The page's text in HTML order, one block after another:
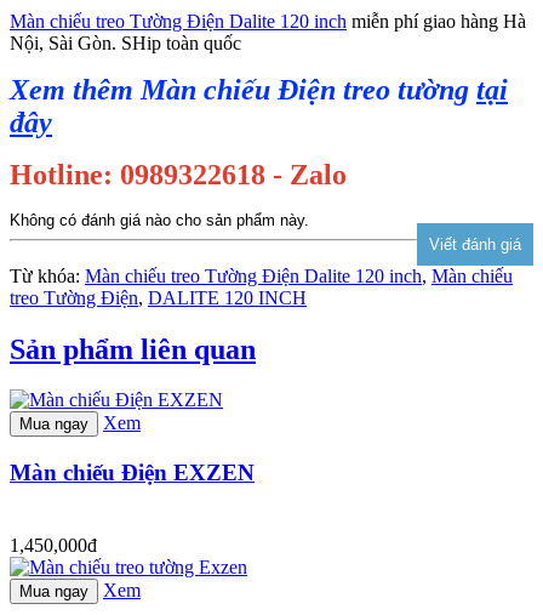
Màn chiếu treo Tường Điện Dalite 120 inch miễn phí giao hàng Hà
Nội, Sài Gòn. SHip toàn quốc
Xem thêm Màn chiếu Điện treo tường tại
đây
Hotline: 0989322618 - Zalo
Không có đánh giá nào cho sản phẩm này.
Từ khóa: Màn chiếu treo Tường Điện Dalite 120 inch, Màn chiếu
treo Tường Điện, DALITE 120 INCH
Sản phẩm liên quan
Mua ngay Xem
Màn chiếu Điện EXZEN
1,450,000đ
Mua ngay Xem